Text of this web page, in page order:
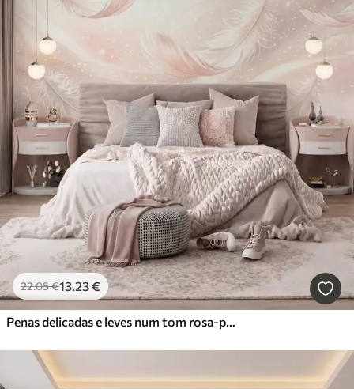
22.05€13.23€
Penas delicadas e leves num tom rosa-pêssego esbatido com brilho